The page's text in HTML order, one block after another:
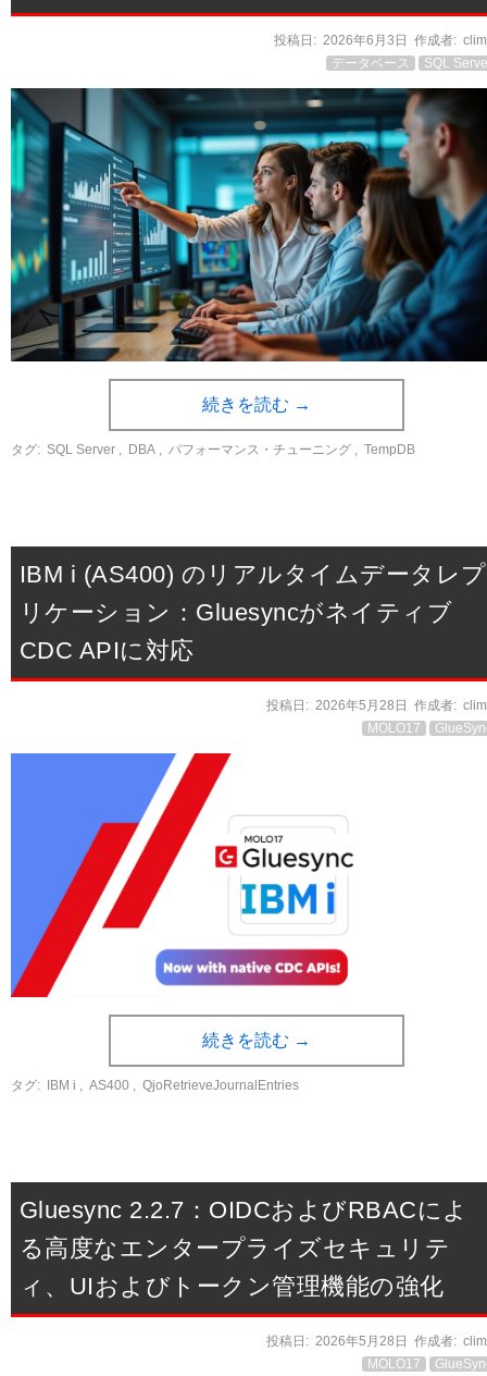
投稿日: 2026年6月3日 作成者:
データベース
SQL
続きを読む →
タグ: SQL Server DBA パフォーマンス・チューニング TempDB
IBM i (AS400) のリアルタイムデータレプ
リケーション：Gluesyncがネイティブ
CDC APIに対応
投稿日: 2026年5月28日 作成者:
MOLO17
続きを読む →
タグ: IBM i , AS400 , QjoRetrieveJournalEntries
Gluesync 2.2.7：OIDCおよびRBACによ
る高度なエンタープライズセキュリテ
ィ、UIおよびトークン管理機能の強化
投稿日: 2026年5月28日 作成者:
MOLO17